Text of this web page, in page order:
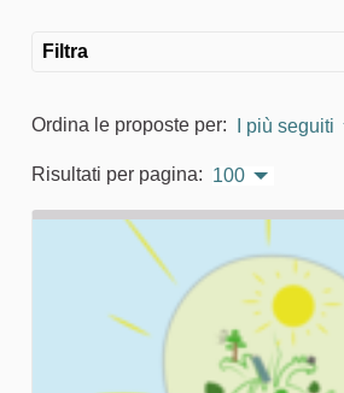
Filtra
Ordina le proposte per: I più seguiti
Risultati per pagina: 100